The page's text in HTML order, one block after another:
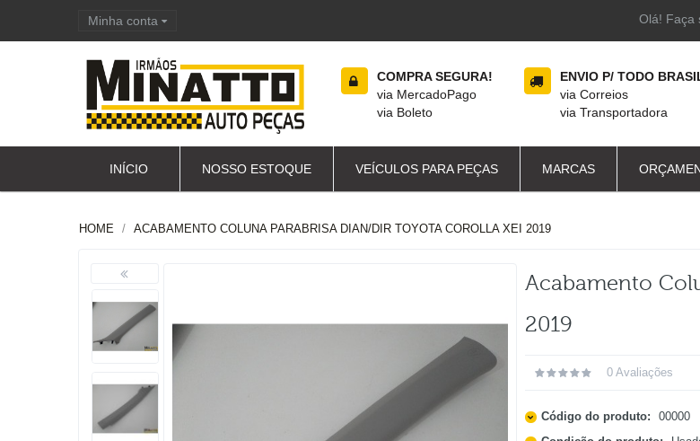
Minha conta Olá! Faça
COMPRA SEGURA!
via MercadoPago
via Boleto
ENVIO P/ TODO
via Correios
via Transportadora
INÍCIO NOSSO ESTOQUE VEÍCULOS PARA PEÇAS MARCAS
HOME ACABAMENTO COLUNA PARABRISA DIAN/DIR TOYOTA COROLLA XEI 2019
Acabamento
2019
0 Avaliações
Código do produto:
00000